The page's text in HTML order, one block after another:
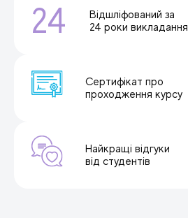
24
Відшліфований за
24 роки викладання
Сертифікат про
проходження курсу
Найкращі відгуки
від студентів